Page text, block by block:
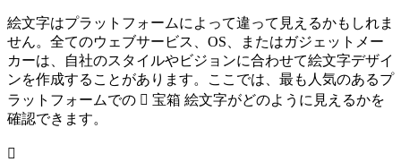
絵文字はプラットフォームによって違って見えるかもしれま
せん。全てのウェブサービス、OS、またはガジェットメー
カーは、自社のスタイルやビジョンに合わせて絵文字デザイ
ンを作成することがあります。ここでは、最も人気のあるプ
ラットフォームでの 🪎 宝箱 絵文字がどのように見えるかを
確認できます。
🪎